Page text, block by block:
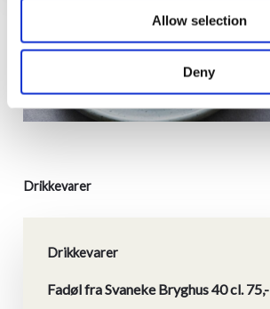
Allow selection
Deny
Drikkevarer
Drikkevarer
Fadøl fra Svaneke Bryghus 40 cl. 75,-